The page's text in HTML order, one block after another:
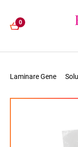
0
Laminare Gene